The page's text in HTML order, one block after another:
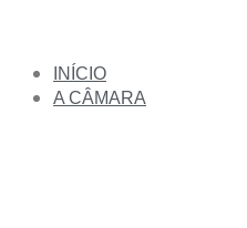
INÍCIO
A CÂMARA